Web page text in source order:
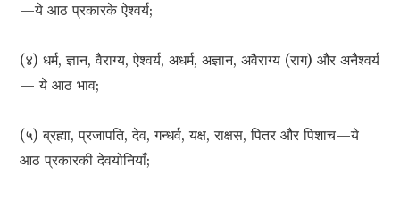
—ये आठ प्रकारके ऐश्वर्य;
(४) धर्म, ज्ञान, वैराग्य, ऐश्वर्य, अधर्म, अज्ञान, अवैराग्य (राग) और अनैश्वर्य
— ये आठ भाव;
(५) ब्रह्मा, प्रजापति, देव, गन्धर्व, यक्ष, राक्षस, पितर और पिशाच—ये
आठ प्रकारकी देवयोनियाँ;